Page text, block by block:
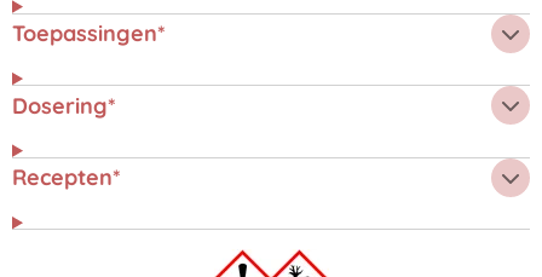
Toepassingen*
Dosering*
Recepten*